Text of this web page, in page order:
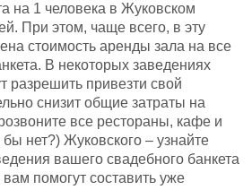
на 1 человека в Жуковском
При этом, чаще всего, в эту
стоимость аренды зала на все
В некоторых заведениях
разрешить привезти свой
снизит общие затраты на
все рестораны, кафе и
нет?) Жуковского – узнайте
вашего свадебного банкета
помогут составить уже